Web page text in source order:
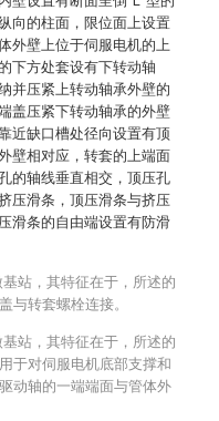
向的柱面，限位面上设置
外壁上位于伺服电机的上
下方处套设有下转动轴
并压紧上转动轴承外壁的
盖压紧下转动轴承的外壁
近缺口槽处径向设置有顶
壁相对应，转套的上端面
的轴线垂直相交，顶压孔
压滑条，顶压滑条与挤压
滑条的自由端设置有防滑
站，其特征在于，所述的
与转套螺栓连接。
站，其特征在于，所述的
于对伺服电机底部支撑和
动轴的一端端面与管体外